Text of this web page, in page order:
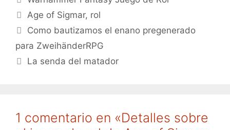
Etiquetas
Age of Sigmar, rol
Como bautizamos el enano pregenerado
para ZweihänderRPG
La senda del matador
1 comentario en «Detalles sobre